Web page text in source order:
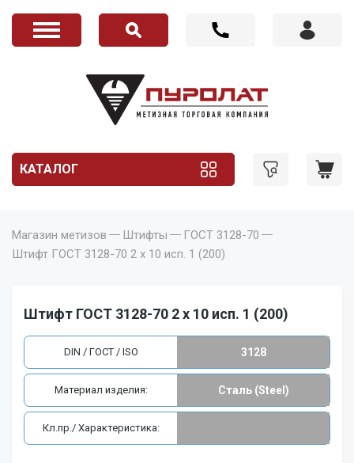
КАТАЛОГ
Магазин метизов Штифты
ГОСТ 3128-70
Штифт ГОСТ 3128-70 2 x 10 исп. 1 (200)
Штифт ГОСТ 3128-70 2 x 10 исп. 1 (200)
DIN / ГОСТ / ISO 3128
Материал изделия: Сталь (Steel)
Кл.пр./ Характеристика: